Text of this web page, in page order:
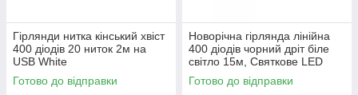
Гірлянди нитка кінський хвіст
400 діодів 20 ниток 2м на
USB White
Готово до відправки
Новорічна гірлянда лінійна
400 діодів чорний дріт біле
світло 15м, Святкове LED
освітлення нитка для
інтер'єру
Готово до відправки